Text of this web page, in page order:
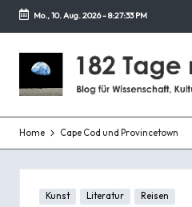
Zurück
zum
Mo., 10. Aug. 2026-8:27:34 PM
1
8
2
T
a
Blog
Wissenschaft,
Kultur
und
Gesellschaft
Home Cape Cod und Provincetown
Posted
Kunst Literatur Reisen